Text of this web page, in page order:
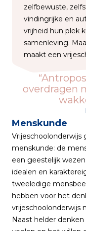
zelfbewuste,
vindingrijke en
vrijheid hun plek
samenleving.
maakt een
overdragen
Menskunde
Vrijeschoolonderwijs
menskunde: de
een geestelijk
idealen en
tweeledige
hebben voor het
vrijeschoolonderwijs
Naast helder